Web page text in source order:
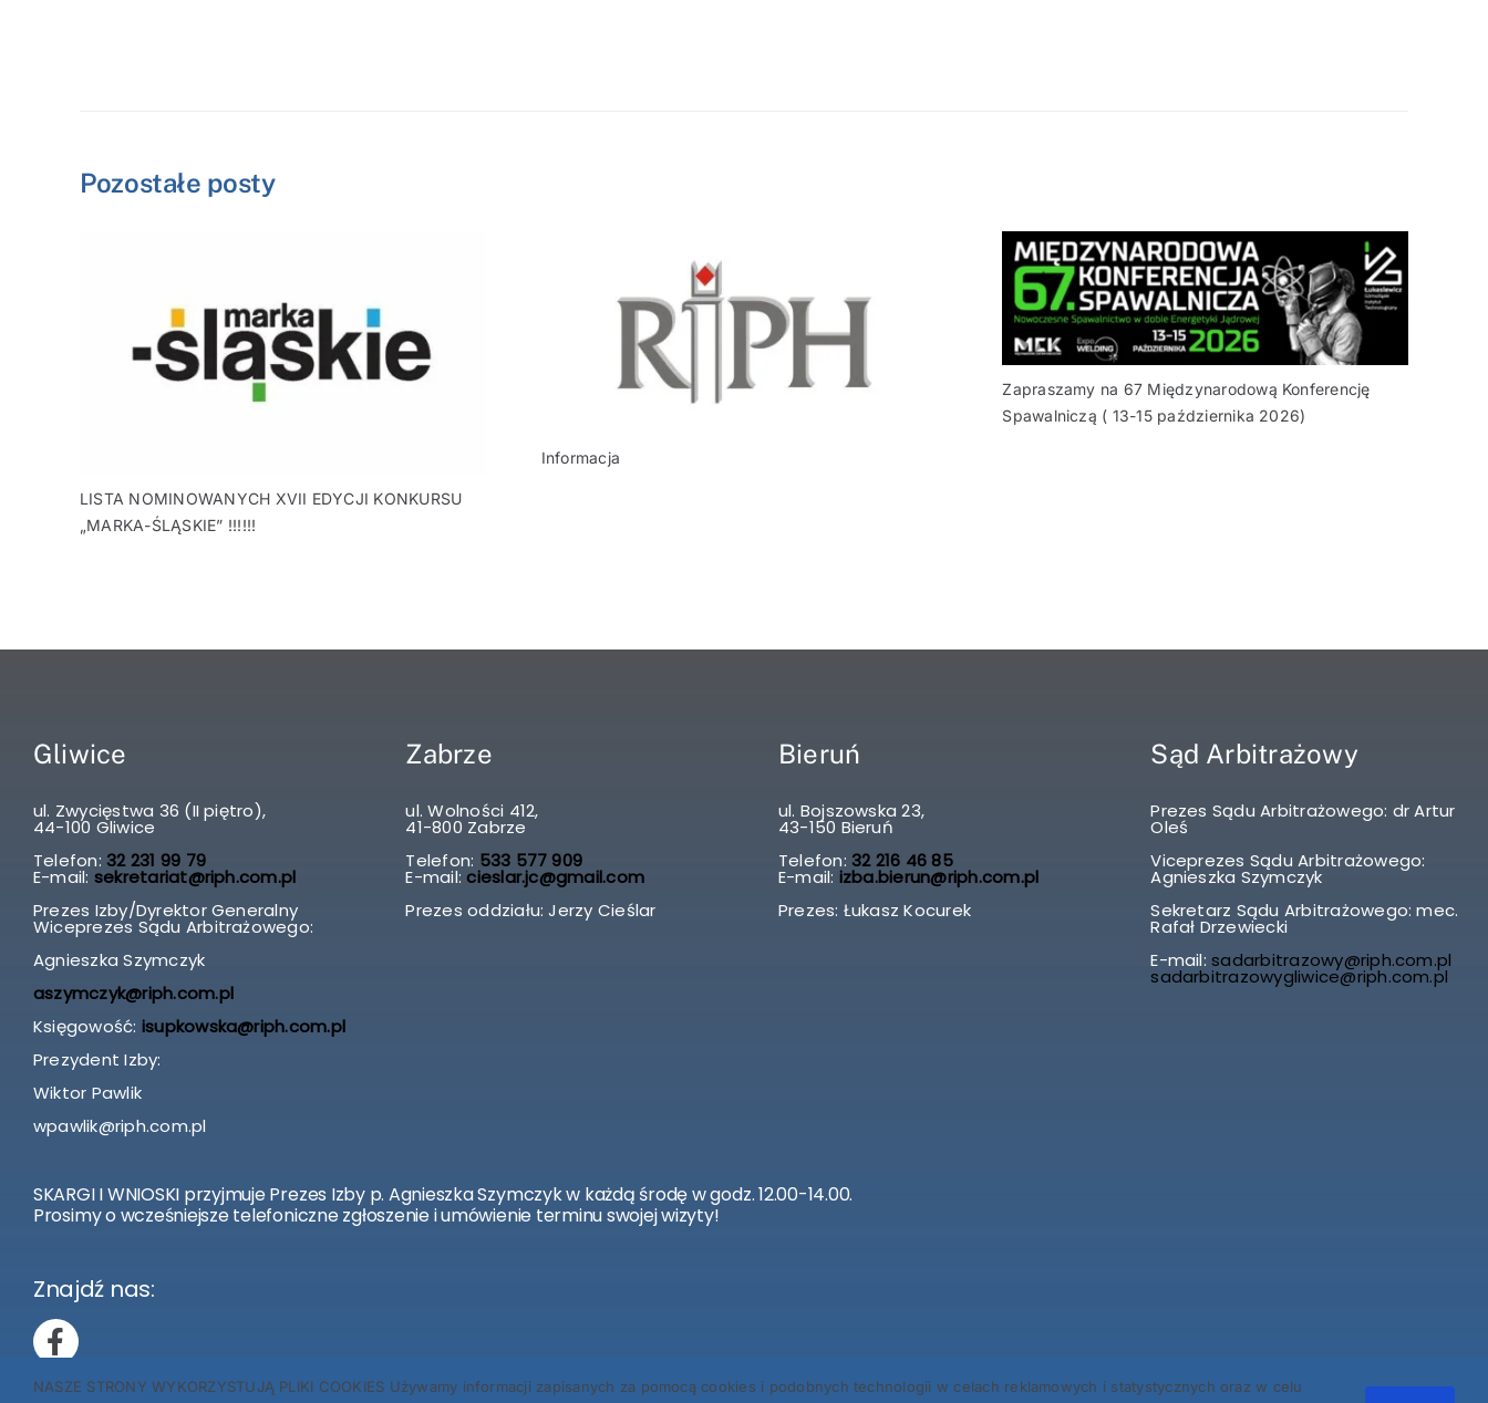
Pozostałe posty
LISTA NOMINOWANYCH XVII EDYCJI KONKURSU
„MARKA-ŚLĄSKIE” !!!!!!
Informacja
Zapraszamy na 67 Międzynarodową Konferencję
Spawalniczą ( 13-15 października 2026)
Gliwice
ul. Zwycięstwa 36 (II piętro),
44-100 Gliwice
Telefon: 32 231 99 79
E-mail: sekretariat@riph.com.pl
Prezes Izby/Dyrektor Generalny
Wiceprezes Sądu Arbitrażowego:
Agnieszka Szymczyk
aszymczyk@riph.com.pl
Księgowość: isupkowska@riph.com.pl
Prezydent Izby:
Wiktor Pawlik
wpawlik@riph.com.pl
Zabrze
ul. Wolności 412,
41-800 Zabrze
Telefon: 533 577 909
E-mail: cieslar.jc@gmail.com
Prezes oddziału: Jerzy Cieślar
Bieruń
ul. Bojszowska 23,
43-150 Bieruń
Telefon: 32 216 46 85
E-mail: izba.bierun@riph.com.pl
Prezes: Łukasz Kocurek
Sąd Arbitrażowy
Prezes Sądu Arbitrażowego: dr Artur
Oleś
Viceprezes Sądu Arbitrażowego:
Agnieszka Szymczyk
Sekretarz Sądu Arbitrażowego: mec.
Rafał Drzewiecki
E-mail:sadarbitrazowy@riph.com.pl
sadarbitrazowygliwice@riph.com.pl
SKARGI I WNIOSKI przyjmuje Prezes Izby p. Agnieszka Szymczyk w każdą środę w godz. 12.00-14.00.
Prosimy o wcześniejsze telefoniczne zgłoszenie i umówienie terminu swojej wizyty!
Znajdź nas:
NASZE STRONY WYKORZYSTUJĄ PLIKI COOKIES Używamy informacji zapisanych za pomocą cookies i podobnych technologii w celach reklamowych i statystycznych oraz w celu